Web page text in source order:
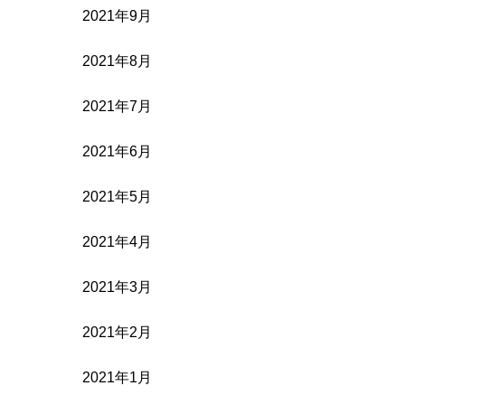
2021年9月
2021年8月
2021年7月
2021年6月
2021年5月
2021年4月
2021年3月
2021年2月
2021年1月